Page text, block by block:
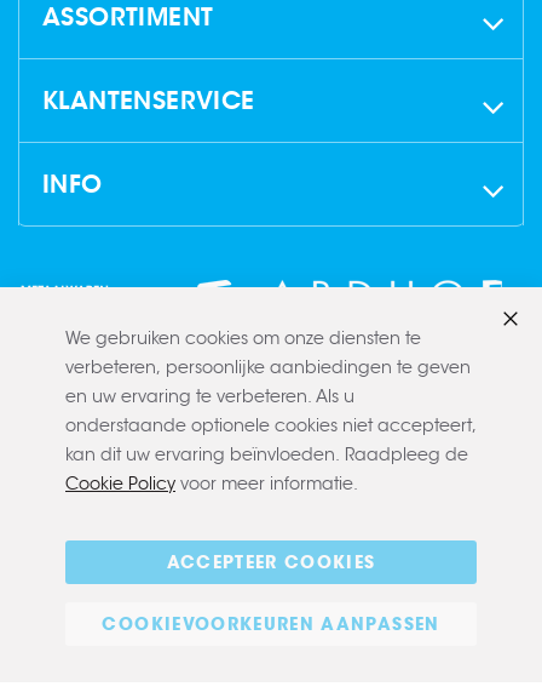
ASSORTIMENT
KLANTENSERVICE
INFO
Algemene voorwaarden
Privacy policy
E-commerce
We gebruiken cookies om onze diensten te
verbeteren, persoonlijke aanbiedingen te geven
en uw ervaring te verbeteren. Als u
onderstaande optionele cookies niet accepteert,
kan dit uw ervaring beïnvloeden. Raadpleeg de
Cookie Policy voor meer informatie.
ACCEPTEER COOKIES
COOKIEVOORKEUREN AANPASSEN